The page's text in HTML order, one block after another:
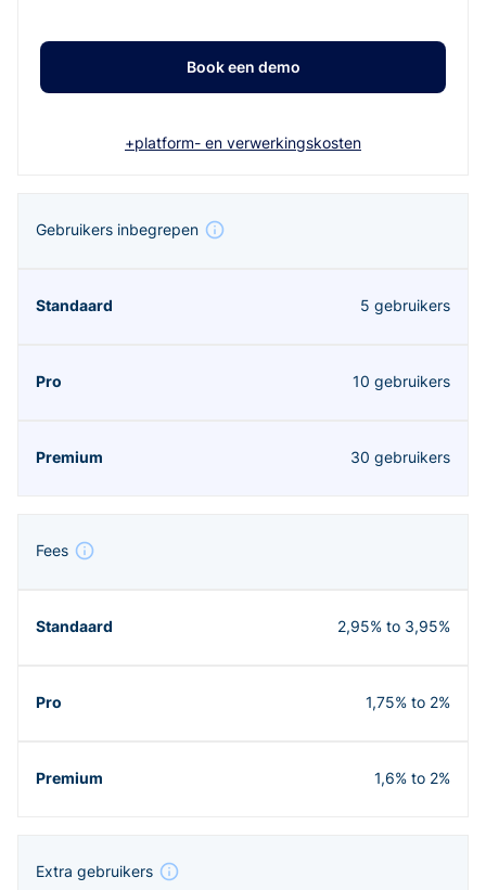
Book een demo
+platform- en verwerkingskosten
Gebruikers inbegrepen
5 gebruikers
10 gebruikers
30 gebruikers
Fees
2,95% to 3,95%
1,75% to 2%
1,6% to 2%
Extra gebruikers